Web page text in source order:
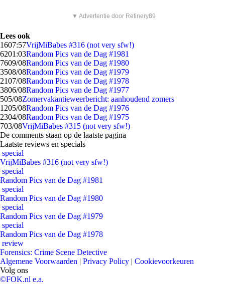
▼ Advertentie door Refinery89
Lees ook
1607:57VrijMiBabes #316 (not very sfw!)
6201:03Random Pics van de Dag #1981
7609/08Random Pics van de Dag #1980
3508/08Random Pics van de Dag #1979
2107/08Random Pics van de Dag #1978
3806/08Random Pics van de Dag #1977
505/08Zomervakantieweerbericht: aanhoudend zomers
1205/08Random Pics van de Dag #1976
2304/08Random Pics van de Dag #1975
703/08VrijMiBabes #315 (not very sfw!)
De comments staan op de laatste pagina
Laatste reviews en specials
special
VrijMiBabes #316 (not very sfw!)
special
Random Pics van de Dag #1981
special
Random Pics van de Dag #1980
special
Random Pics van de Dag #1979
special
Random Pics van de Dag #1978
review
Forensics: Crime Scene Detective
Algemene Voorwaarden | Privacy Policy | Cookievoorkeuren
Volg ons
©FOK.nl e.a.